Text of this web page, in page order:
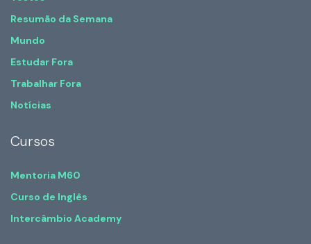
Resumão da Semana
Mundo
Estudar Fora
Trabalhar Fora
Notícias
Cursos
Mentoria M60
Curso de Inglês
Intercâmbio Academy